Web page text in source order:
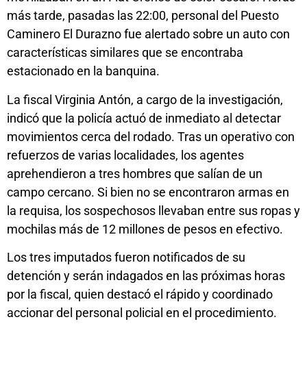
más tarde, pasadas las 22:00, personal del Puesto
Caminero El Durazno fue alertado sobre un auto con
características similares que se encontraba
estacionado en la banquina.
La fiscal Virginia Antón, a cargo de la investigación,
indicó que la policía actuó de inmediato al detectar
movimientos cerca del rodado. Tras un operativo con
refuerzos de varias localidades, los agentes
aprehendieron a tres hombres que salían de un
campo cercano. Si bien no se encontraron armas en
la requisa, los sospechosos llevaban entre sus ropas y
mochilas más de 12 millones de pesos en efectivo.
Los tres imputados fueron notificados de su
detención y serán indagados en las próximas horas
por la fiscal, quien destacó el rápido y coordinado
accionar del personal policial en el procedimiento.